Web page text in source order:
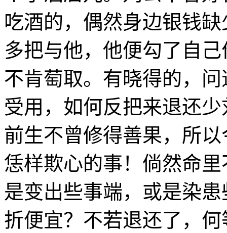
吃酒的，偶然身边银钱
多把与他，他便勾了自
不肯萄取。有晓得的，
受用，如何反把来退还
前生不曾修得善果，所
恁样欺心的事！倘然命
是变出些事端，或是染
折便宜？不若退还了，